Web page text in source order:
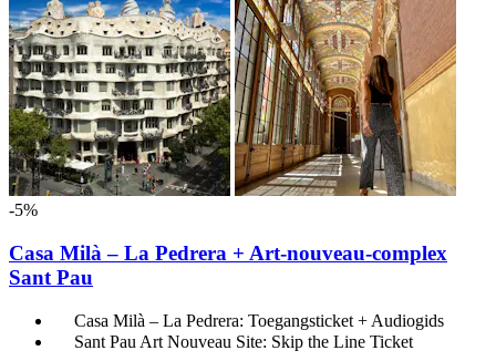
-5%
Casa Milà – La Pedrera + Art-nouveau-complex
Sant Pau
Casa Milà – La Pedrera: Toegangsticket + Audiogids
Sant Pau Art Nouveau Site: Skip the Line Ticket